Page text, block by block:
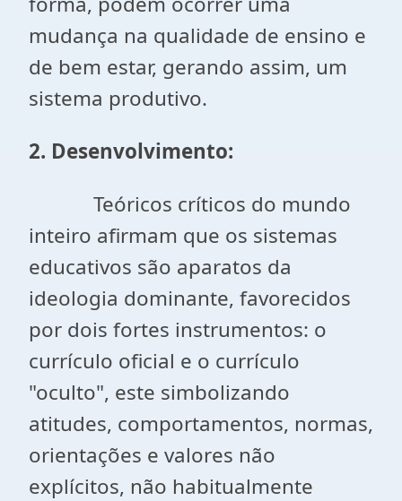
mudança na qualidade de ensino e
de bem estar, gerando assim, um
sistema produtivo.
2. Desenvolvimento:
Teóricos críticos do mundo
inteiro afirmam que os sistemas
educativos são aparatos da
ideologia dominante, favorecidos
por dois fortes instrumentos: o
currículo oficial e o currículo
"oculto", este simbolizando
atitudes, comportamentos, normas,
orientações e valores não
explícitos, não habitualmente